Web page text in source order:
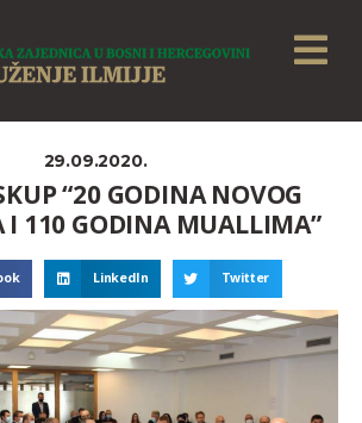
29.09.2020.
“20 GODINA NOVOG
110 GODINA MUALLIMA”
LinkedIn Twitter